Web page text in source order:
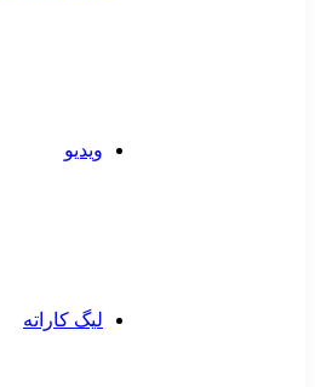
ویدیو
لیگ کاراته